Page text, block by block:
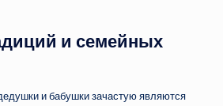
и семейных
и бабушки зачастую являются